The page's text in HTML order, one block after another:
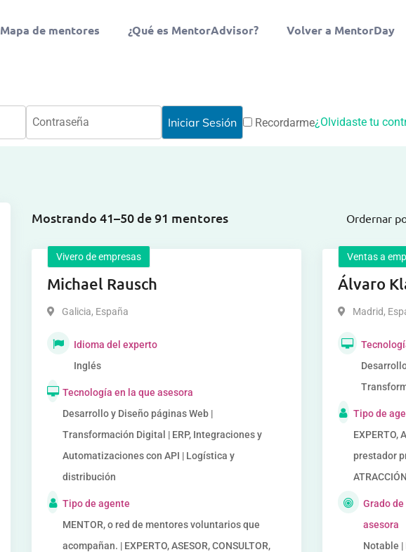
Mapa de mentores ¿Qué es MentorAdvisor? Volver a MentorDay
Recordarme¿Olvidaste tu
Mostrando 41–50 de 91 mentores Ordernar
Vivero de empresas
Michael Rausch
Galicia, España
Idioma del experto
Inglés
Tecnología en la que asesora
Desarrollo y Diseño páginas Web |
Transformación Digital | ERP, Integraciones y
Automatizaciones con API | Logística y
distribución
Tipo de agente
MENTOR, o red de mentores voluntarios que
acompañan. | EXPERTO, ASESOR, CONSULTOR,
Ventas a
Álvaro
Madrid,
Tipo de
EXPERTO,
prestador
Grado
asesora
Notable |